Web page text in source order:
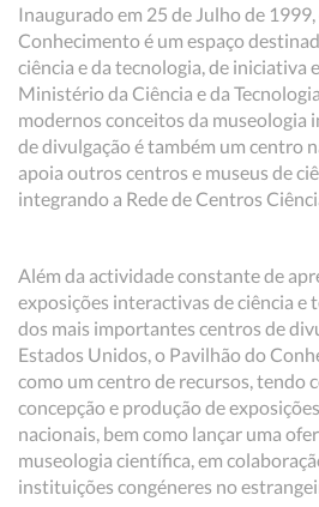
Inaugurado em 25 de Julho de
Conhecimento é um espaço
ciência e da tecnologia, de iniciativa
Ministério da Ciência e da
modernos conceitos da museologia
de divulgação é também um centro
apoia outros centros e museus de
integrando a Rede de Centros
Além da actividade constante de
exposições interactivas de ciência e
dos mais importantes centros de
Estados Unidos, o Pavilhão do
como um centro de recursos, tendo
concepção e produção de
nacionais, bem como lançar uma
museologia científica, em
instituições congéneres no